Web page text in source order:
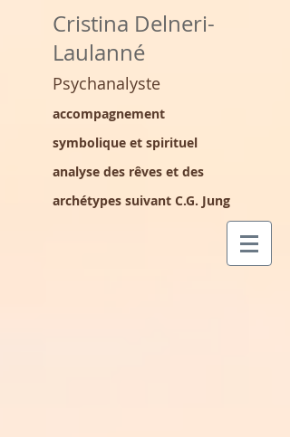
Cristina Delneri-
Laulanné
Psychanalyste
accompagnement
symbolique et spirituel
analyse des rêves et des
archétypes suivant C.G. Jung